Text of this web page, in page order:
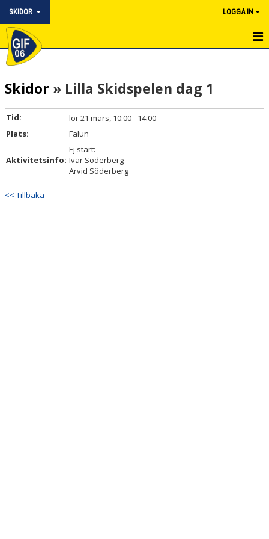
SKIDOR LOGGA IN
HEM
NYHETER
UNGDOMSVERKSAMHET
JUNIOR
MOTION & SKIDCOACH
KALENDER
Skidor » Lilla Skidspelen dag 1
Tid:
lör 21 mars, 10:00 - 14:00
Plats:
Falun
Aktivitetsinfo:
Ej start:
Ivar Söderberg
Arvid Söderberg
<< Tillbaka